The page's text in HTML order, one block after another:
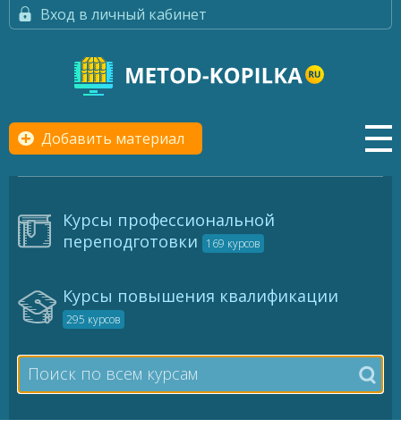
Вход в личный кабинет
Добавить материал
Курсы профессиональной
переподготовки
169 курсов
Курсы повышения квалификации
295 курсов